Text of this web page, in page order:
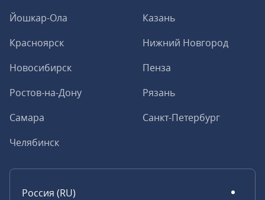
Йошкар-Ола
Казань
Красноярск
Нижний Новгород
Новосибирск
Пенза
Ростов-на-Дону
Рязань
Самара
Санкт-Петербург
Челябинск
Россия (RU)